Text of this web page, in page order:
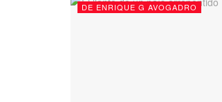
DE ENRIQUE G AVOGADRO